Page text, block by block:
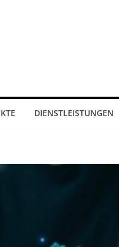
DIENSTLEISTUNGEN